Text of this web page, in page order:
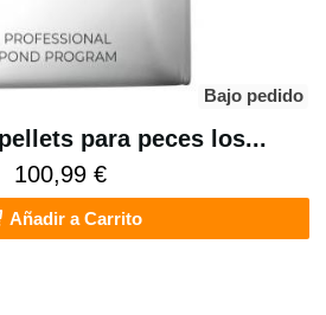
Bajo pedido
para peces los...
100,99 €
Añadir a Carrito